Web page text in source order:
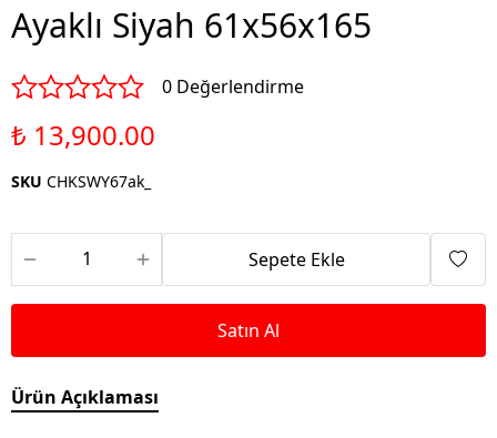
Ayaklı Siyah 61x56x165
0 Değerlendirme
₺ 13,900.00
SKU CHKSWY67ak_
Sepete Ekle
Satın Al
Ürün Açıklaması